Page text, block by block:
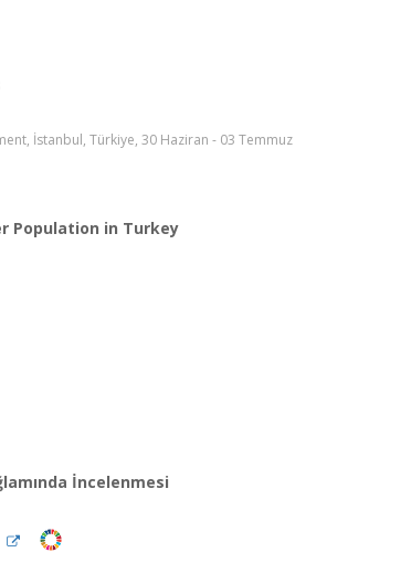
İstanbul, Türkiye, 30 Haziran - 03 Temmuz
Population in Turkey
İncelenmesi